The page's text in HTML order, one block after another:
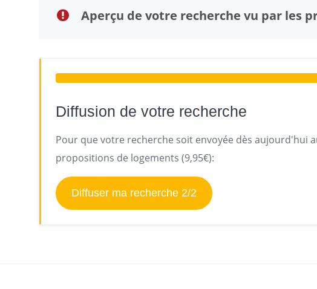
Aperçu de votre recherche vu par les
Diffusion de votre recherche
Pour que votre recherche soit envoyée dès aujourd'hui
propositions de logements (9,95€):
Diffuser ma recherche 2/2